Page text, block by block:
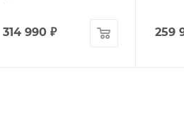
314 990₽ 259